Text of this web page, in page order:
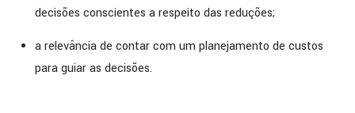
decisões conscientes a respeito das reduções;
a relevância de contar com um planejamento de custos
para guiar as decisões.